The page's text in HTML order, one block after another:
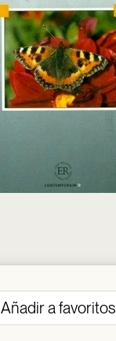
Añadir a favoritos